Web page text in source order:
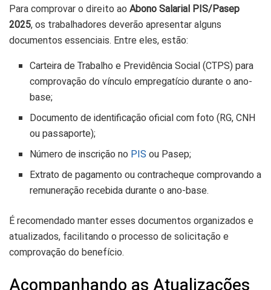
Para comprovar o direito ao Abono Salarial PIS/Pasep
2025, os trabalhadores deverão apresentar alguns
documentos essenciais. Entre eles, estão:
Carteira de Trabalho e Previdência Social (CTPS) para
comprovação do vínculo empregatício durante o ano-
base;
Documento de identificação oficial com foto (RG, CNH
ou passaporte);
Número de inscrição no PIS ou Pasep;
Extrato de pagamento ou contracheque comprovando a
remuneração recebida durante o ano-base.
É recomendado manter esses documentos organizados e
atualizados, facilitando o processo de solicitação e
comprovação do benefício.
Acompanhando as Atualizações